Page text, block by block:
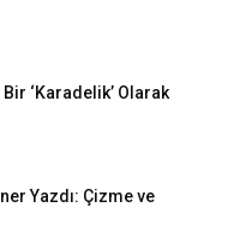
Bir ‘Karadelik’ Olarak
Yazdı: Çizme ve